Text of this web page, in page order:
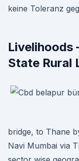
keine Toleranz
Livelihoods
State Rural
bridge, to Thane
Navi Mumbai via